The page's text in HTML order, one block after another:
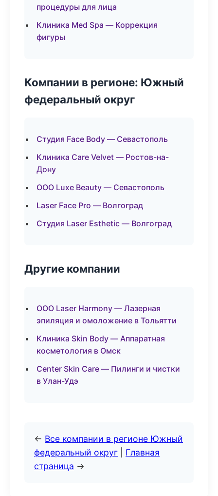
процедуры для лица
Клиника Med Spa — Коррекция
фигуры
Компании в регионе: Южный
федеральный округ
Студия Face Body — Севастополь
Клиника Care Velvet — Ростов-на-
Дону
ООО Luxe Beauty — Севастополь
Laser Face Pro — Волгоград
Студия Laser Esthetic — Волгоград
Другие компании
ООО Laser Harmony — Лазерная
эпиляция и омоложение в Тольятти
Клиника Skin Body — Аппаратная
косметология в Омск
Center Skin Care — Пилинги и чистки
в Улан-Удэ
← Все компании в регионе Южный
федеральный округ
Главная
страница →